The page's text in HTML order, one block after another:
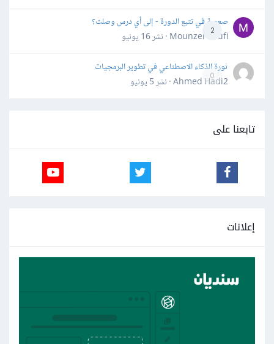
2
صعوبة في تتبع الدورة - إلى أي درس وصلت؟
Mounzer Soufi · نشر
16 يونيو
0
ثورة الذكاء الاصطناعي في تطوير البرمجيات
Ahmed Hadi2 · نشر
5 يونيو
تابعنا على
إعلانات